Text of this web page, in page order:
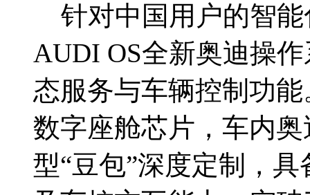
针对中国用户的智能
AUDI OS全新奥迪操
态服务与车辆控制功
数字座舱芯片，车内
型“豆包”深度定制，